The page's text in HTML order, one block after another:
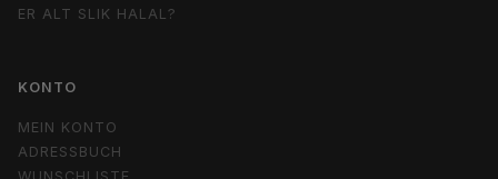
ER ALT SLIK HALAL?
KONTO
MEIN KONTO
ADRESSBUCH